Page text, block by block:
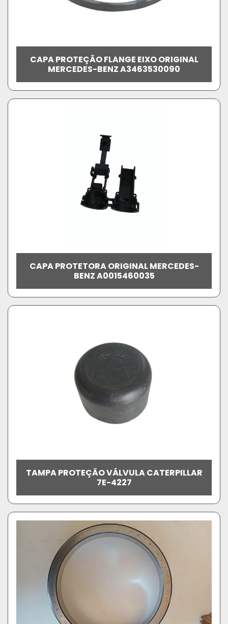
CAPA PROTEÇÃO FLANGE EIXO ORIGINAL
MERCEDES-BENZ A3463530090
CAPA PROTETORA ORIGINAL MERCEDES-
BENZ A0015460035
TAMPA PROTEÇÃO VÁLVULA CATERPILLAR
7E-4227